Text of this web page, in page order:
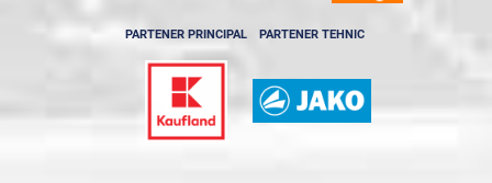
PARTENER PRINCIPAL PARTENER TEHNIC